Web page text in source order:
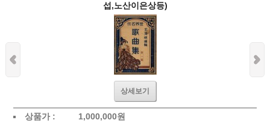
섭,노산이은상등)
상세보기
상품가 : 1,000,000원